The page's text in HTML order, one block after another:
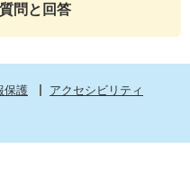
問と回答
保護
アクセシビリティ